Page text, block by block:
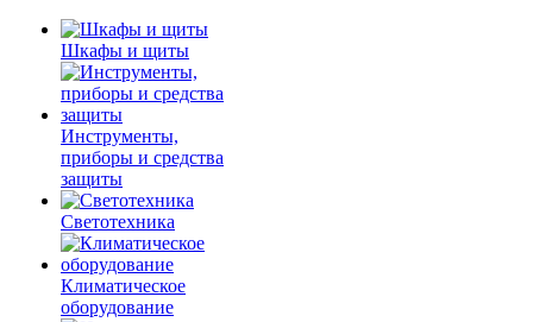
Шкафы и щиты
Инструменты,
приборы и средства
защиты
Светотехника
Климатическое
оборудование